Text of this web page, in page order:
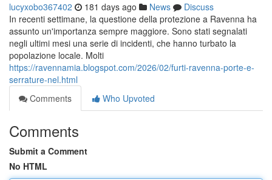
lucyxobo367402 181 days ago News
Discuss
In recenti settimane, la questione della protezione a Ravenna ha
assunto un'importanza sempre maggiore. Sono stati segnalati
negli ultimi mesi una serie di incidenti, che hanno turbato la
popolazione locale. Molti
https://ravennamia.blogspot.com/2026/02/furti-ravenna-porte-e-
serrature-nel.html
Comments
Who Upvoted
Comments
Submit a Comment
No HTML